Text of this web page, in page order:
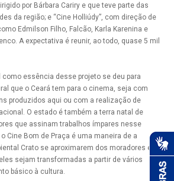
por Bárbara Cariry e que teve parte das
da região; e “Cine Holliúdy”, com direção de
Edmilson Filho, Falcão, Karla Karenina e
A expectativa é reunir, ao todo, quase 5 mil
essência desse projeto se deu para
que o Ceará tem para o cinema, seja com
produzidos aqui ou com a realização de
O estado é também a terra natal de
que assinam trabalhos ímpares nesse
Cine Bom de Praça é uma maneira de a
Crato se aproximarem dos moradores e
sejam transformadas a partir de vários
básico à cultura.